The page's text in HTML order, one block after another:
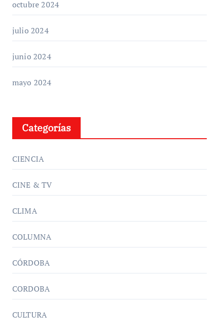
octubre 2024
julio 2024
junio 2024
mayo 2024
Categorías
CIENCIA
CINE & TV
CLIMA
COLUMNA
CÓRDOBA
CORDOBA
CULTURA